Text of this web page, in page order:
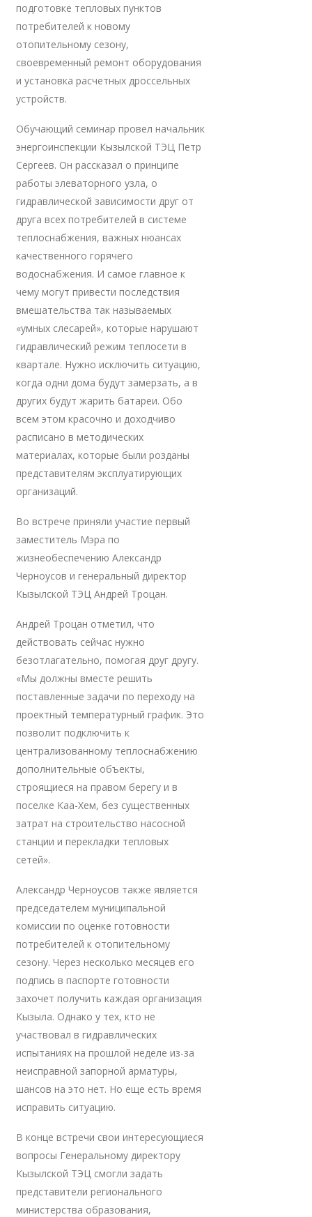
подготовке тепловых пунктов
потребителей к новому
отопительному сезону,
своевременный ремонт оборудования
и установка расчетных дроссельных
устройств.
Обучающий семинар провел начальник
энергоинспекции Кызылской ТЭЦ Петр
Сергеев. Он рассказал о принципе
работы элеваторного узла, о
гидравлической зависимости друг от
друга всех потребителей в системе
теплоснабжения, важных нюансах
качественного горячего
водоснабжения. И самое главное к
чему могут привести последствия
вмешательства так называемых
«умных слесарей», которые нарушают
гидравлический режим теплосети в
квартале. Нужно исключить ситуацию,
когда одни дома будут замерзать, а в
других будут жарить батареи. Обо
всем этом красочно и доходчиво
расписано в методических
материалах, которые были розданы
представителям эксплуатирующих
организаций.
Во встрече приняли участие первый
заместитель Мэра по
жизнеобеспечению Александр
Черноусов и генеральный директор
Кызылской ТЭЦ Андрей Троцан.
Андрей Троцан отметил, что
действовать сейчас нужно
безотлагательно, помогая друг другу.
«Мы должны вместе решить
поставленные задачи по переходу на
проектный температурный график. Это
позволит подключить к
централизованному теплоснабжению
дополнительные объекты,
строящиеся на правом берегу и в
поселке Каа-Хем, без существенных
затрат на строительство насосной
станции и перекладки тепловых
сетей».
Александр Черноусов также является
председателем муниципальной
комиссии по оценке готовности
потребителей к отопительному
сезону. Через несколько месяцев его
подпись в паспорте готовности
захочет получить каждая организация
Кызыла. Однако у тех, кто не
участвовал в гидравлических
испытаниях на прошлой неделе из-за
неисправной запорной арматуры,
шансов на это нет. Но еще есть время
исправить ситуацию.
В конце встречи свои интересующиеся
вопросы Генеральному директору
Кызылской ТЭЦ смогли задать
представители регионального
министерства образования,